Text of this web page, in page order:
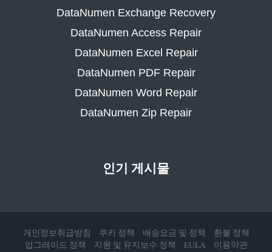
DataNumen Exchange Recovery
DataNumen Access Repair
DataNumen Excel Repair
DataNumen PDF Repair
DataNumen Word Repair
DataNumen Zip Repair
인기 게시물
개인정보취급방침 쿠키 정책 배송요금 및 정책
환불 정책
업그레이드 정책
지원 및 유지보수 정책 EULA
이용약관